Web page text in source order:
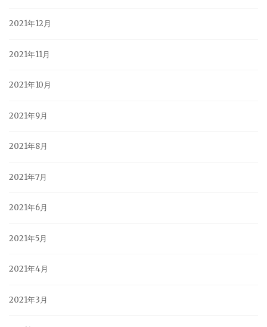
2021年12月
2021年11月
2021年10月
2021年9月
2021年8月
2021年7月
2021年6月
2021年5月
2021年4月
2021年3月